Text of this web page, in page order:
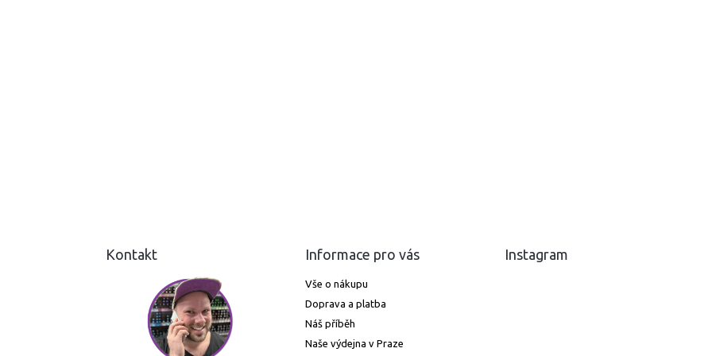
Kontakt Informace pro vás
Vše o nákupu
Doprava a platba
Náš příběh
Naše výdejna v Praze
Instagram